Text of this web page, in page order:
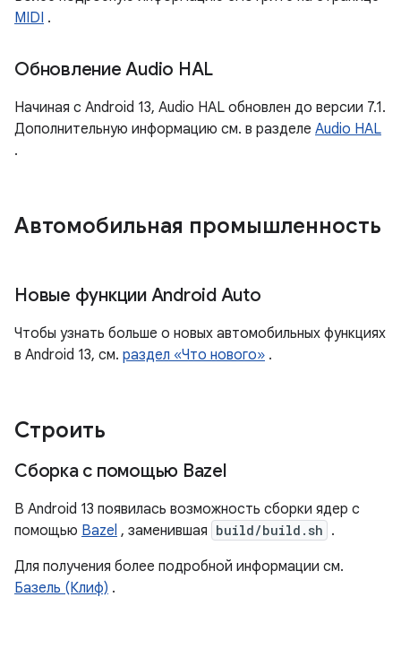
MIDI .
Обновление Audio HAL
Начиная с Android 13, Audio HAL обновлен до версии 7.1.
Дополнительную информацию см. в разделе Audio HAL
.
Автомобильная промышленность
Новые функции Android Auto
Чтобы узнать больше о новых автомобильных функциях
в Android 13, см. раздел «Что нового» .
Строить
Сборка с помощью Bazel
В Android 13 появилась возможность сборки ядер с
помощью Bazel , заменившая build/build.sh .
Для получения более подробной информации см.
Базель (Клиф) .